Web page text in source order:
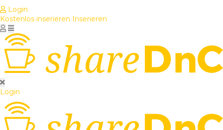
Login
Kostenlos inserieren Inserieren
Login